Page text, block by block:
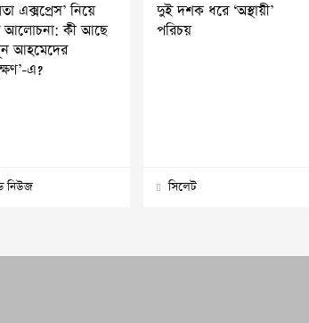
এক্সপ্রেস’ নিয়ে
কী আছে
আহমেদের
এ?
নিউজ
দুই দশক ধরে ‘অস্থায়ী’
পরিচয়
সিলেট